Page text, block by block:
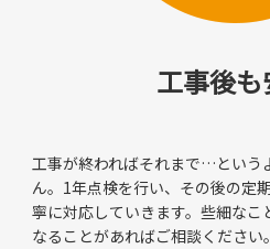
工事後
工事が終わればそれまで…という
ん。1年点検を行い、その後の定
寧に対応していきます。些細なこ
なることがあればご相談ください。